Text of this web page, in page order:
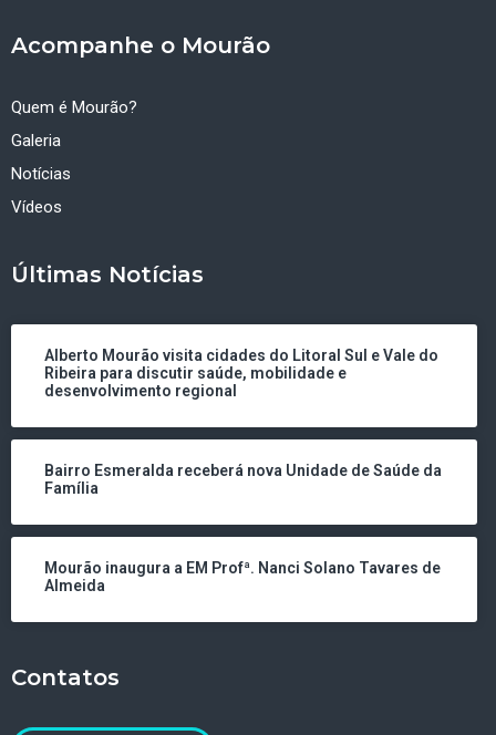
Acompanhe o Mourão
Quem é Mourão?
Galeria
Notícias
Vídeos
Últimas Notícias
Alberto Mourão visita cidades do Litoral Sul e Vale do
Ribeira para discutir saúde, mobilidade e
desenvolvimento regional
Bairro Esmeralda receberá nova Unidade de Saúde da
Família
Mourão inaugura a EM Profª. Nanci Solano Tavares de
Almeida
Contatos